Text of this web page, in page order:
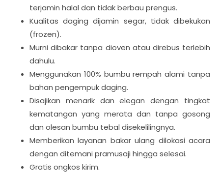
terjamin halal dan tidak berbau prengus.
Kualitas daging dijamin segar, tidak dibekukan
(frozen).
Murni dibakar tanpa dioven atau direbus terlebih
dahulu.
Menggunakan 100% bumbu rempah alami tanpa
bahan pengempuk daging.
Disajikan menarik dan elegan dengan tingkat
kematangan yang merata dan tanpa gosong
dan olesan bumbu tebal disekelilingnya.
Memberikan layanan bakar ulang dilokasi acara
dengan ditemani pramusaji hingga selesai.
Gratis ongkos kirim.